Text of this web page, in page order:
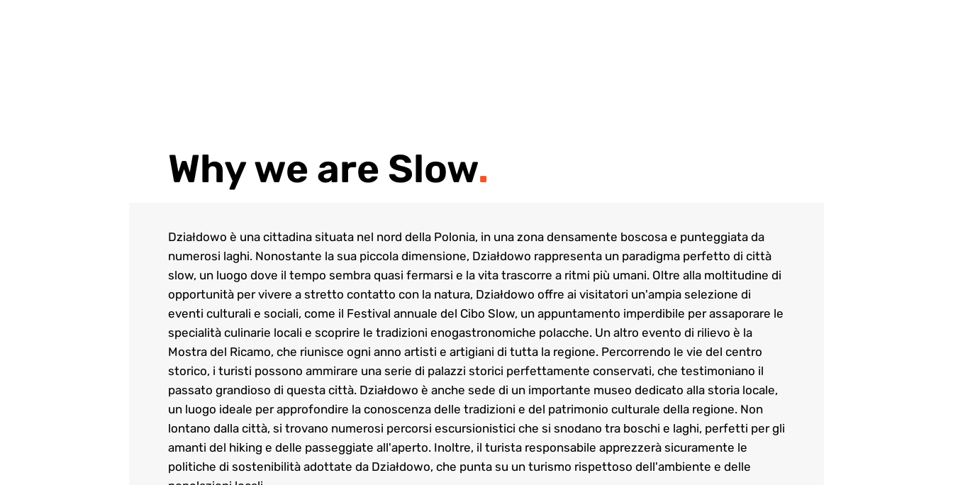
Why we are Slow.
Działdowo è una cittadina situata nel nord della Polonia, in una zona densamente boscosa e punteggiata da
numerosi laghi. Nonostante la sua piccola dimensione, Działdowo rappresenta un paradigma perfetto di città
slow, un luogo dove il tempo sembra quasi fermarsi e la vita trascorre a ritmi più umani. Oltre alla moltitudine di
opportunità per vivere a stretto contatto con la natura, Działdowo offre ai visitatori un'ampia selezione di
eventi culturali e sociali, come il Festival annuale del Cibo Slow, un appuntamento imperdibile per assaporare le
specialità culinarie locali e scoprire le tradizioni enogastronomiche polacche. Un altro evento di rilievo è la
Mostra del Ricamo, che riunisce ogni anno artisti e artigiani di tutta la regione. Percorrendo le vie del centro
storico, i turisti possono ammirare una serie di palazzi storici perfettamente conservati, che testimoniano il
passato grandioso di questa città. Działdowo è anche sede di un importante museo dedicato alla storia locale,
un luogo ideale per approfondire la conoscenza delle tradizioni e del patrimonio culturale della regione. Non
lontano dalla città, si trovano numerosi percorsi escursionistici che si snodano tra boschi e laghi, perfetti per gli
amanti del hiking e delle passeggiate all'aperto. Inoltre, il turista responsabile apprezzerà sicuramente le
politiche di sostenibilità adottate da Działdowo, che punta su un turismo rispettoso dell'ambiente e delle